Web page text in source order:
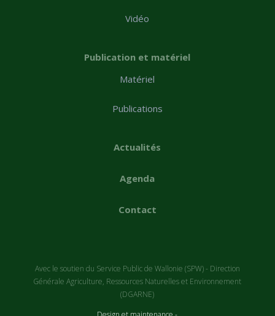
Vidéo
Publication et matériel
Matériel
Publications
Actualités
Agenda
Contact
Avec le soutien du Service Public de Wallonie (SPW) - Direction
Générale Agriculture, Ressources Naturelles et Environnement
(DGARNE)